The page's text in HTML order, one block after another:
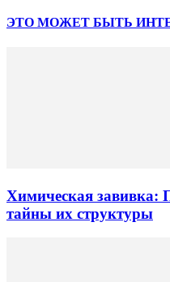
ЭТО МОЖЕТ БЫТЬ
Химическая завивка:
тайны их структуры